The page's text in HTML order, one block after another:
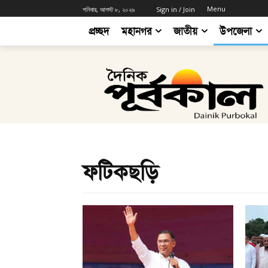
শনিবার, আগস্ট ৮, ২০২৬ Sign in / Join Menu
প্রচ্ছদ মহানগর জাতীয় উপজেলা
ফটিকছড়ি